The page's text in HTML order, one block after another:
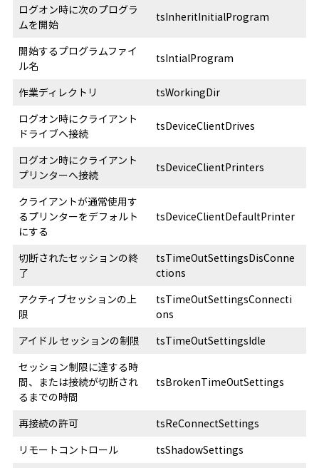
ログオン時に次のプログラ
ムを開始
tsInheritInitialProgram
開始するプログラムファイ
ル名
tsIntialProgram
作業ディレクトリ
tsWorkingDir
ログオン時にクライアント
ドライブへ接続
tsDeviceClientDrives
ログオン時にクライアント
プリンターへ接続
tsDeviceClientPrinters
クライアントが通常使用す
るプリンターをデフォルト
にする
tsDeviceClientDefaultPrinter
切断されたセッションの終
了
tsTimeOutSettingsDisConne
ctions
アクティブセッションの上
限
tsTimeOutSettingsConnecti
ons
アイドル セッションの制限
tsTimeOutSettingsIdle
セッション制限に達する時
間、または接続が切断され
るまでの時間
tsBrokenTimeOutSettings
再接続の許可
tsReConnectSettings
リモートコントロール
tsShadowSettings